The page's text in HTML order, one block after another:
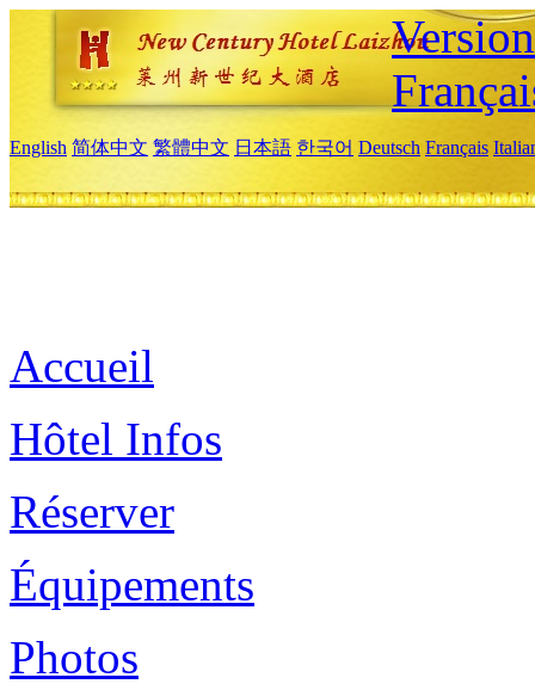
English 简体中文 繁體中文 日本語 한국어 Deutsch Français
Accueil
Hôtel Infos
Réserver
Équipements
Photos